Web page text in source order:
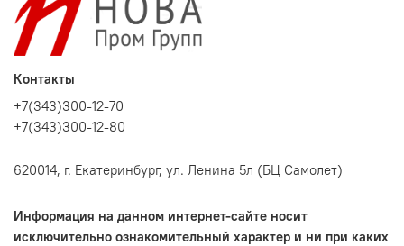
Контакты
+7(343)300-12-70
+7(343)300-12-80
620014, г. Екатеринбург, ул. Ленина 5л (БЦ Самолет)
Информация на данном интернет-сайте носит
исключительно ознакомительный характер и ни при каких